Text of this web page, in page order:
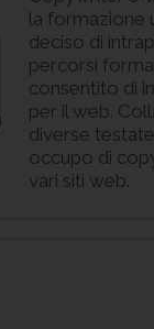
la formazione
deciso di
percorsi
consentito di
per il web.
diverse
occupo di
vari siti web.